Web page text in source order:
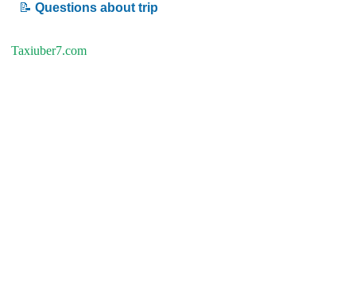
📝 Questions about trip
Taxiuber7.com